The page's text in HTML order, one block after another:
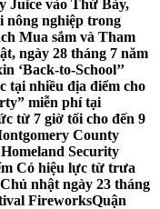
Juice vào Thứ Bảy,
nông nghiệp trong
Mua sắm và Tham
ngày 28 tháng 7 năm
‘Back-to-School’’
tại nhiều địa điểm cho
miễn phí tại
từ 7 giờ tối cho đến 9
County
Security
Có hiệu lực từ trưa
nhật ngày 23 tháng
FireworksQuận